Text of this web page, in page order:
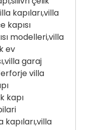
kapıları,villa
kapısı
modelleri,villa
ev
garaj
villa
kapı